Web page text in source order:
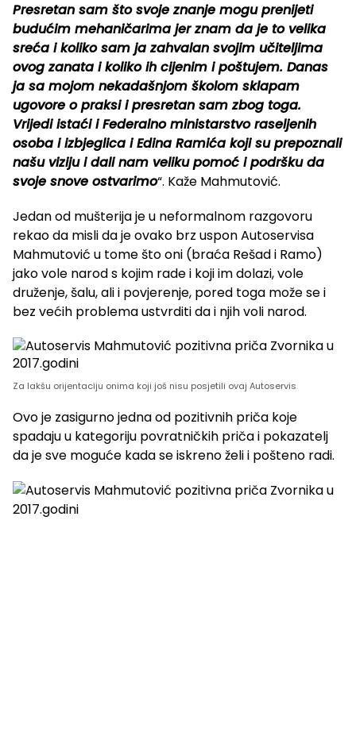
Presretan sam što svoje znanje mogu prenijeti
budućim mehaničarima jer znam da je to velika
sreća i koliko sam ja zahvalan svojim učiteljima
ovog zanata i koliko ih cijenim i poštujem. Danas
ja sa mojom nekadašnjom školom sklapam
ugovore o praksi i presretan sam zbog toga.
Vrijedi istaći i Federalno ministarstvo raseljenih
osoba i izbjeglica i Edina Ramića koji su prepoznali
našu viziju i dali nam veliku pomoć i podršku da
svoje snove ostvarimo“. Kaže Mahmutović.
Jedan od mušterija je u neformalnom razgovoru
rekao da misli da je ovako brz uspon Autoservisa
Mahmutović u tome što oni (braća Rešad i Ramo)
jako vole narod s kojim rade i koji im dolazi, vole
druženje, šalu, ali i povjerenje, pored toga može se i
bez većih problema ustvrditi da i njih voli narod.
Za lakšu orijentaciju onima koji još nisu posjetili ovaj Autoservis
Ovo je zasigurno jedna od pozitivnih priča koje
spadaju u kategoriju povratničkih priča i pokazatelj
da je sve moguće kada se iskreno želi i pošteno radi.